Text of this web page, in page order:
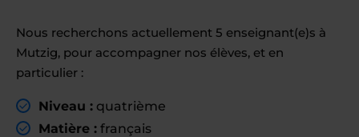
Nous recherchons actuellement 5 enseignant(e)s à
Mutzig, pour accompagner nos élèves, et en
particulier :
Niveau : quatrième
Matière : français